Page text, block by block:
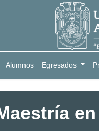
Alumnos Egresados